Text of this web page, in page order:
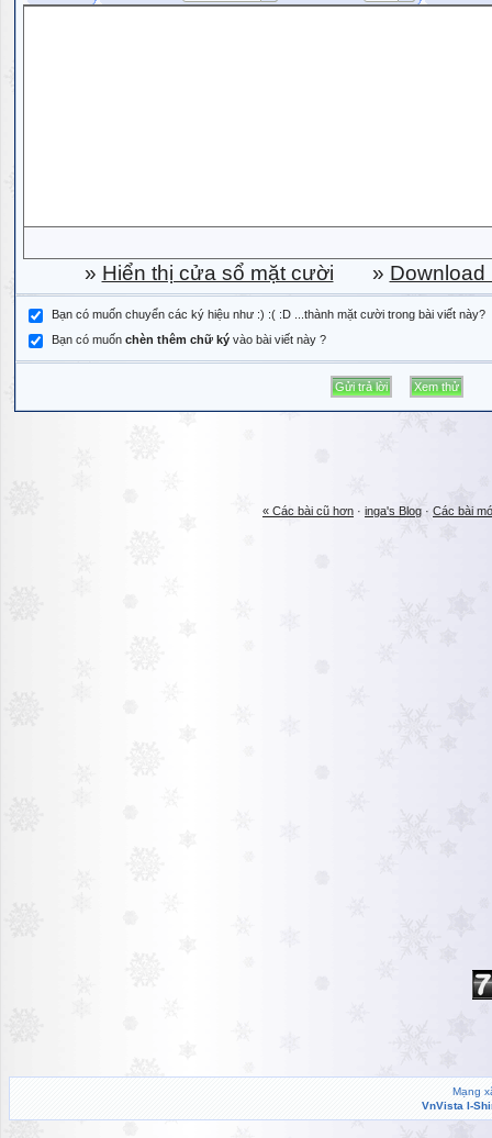
» Hiển thị cửa sổ mặt cười » Download
Bạn có muốn chuyển các ký hiệu như :) :( :D ...thành mặt cười trong bài viết này?
Bạn có muốn chèn thêm chữ ký vào bài viết này ?
« Các bài cũ hơn · inga's Blog · Các bài
Mạng
VnVista I-